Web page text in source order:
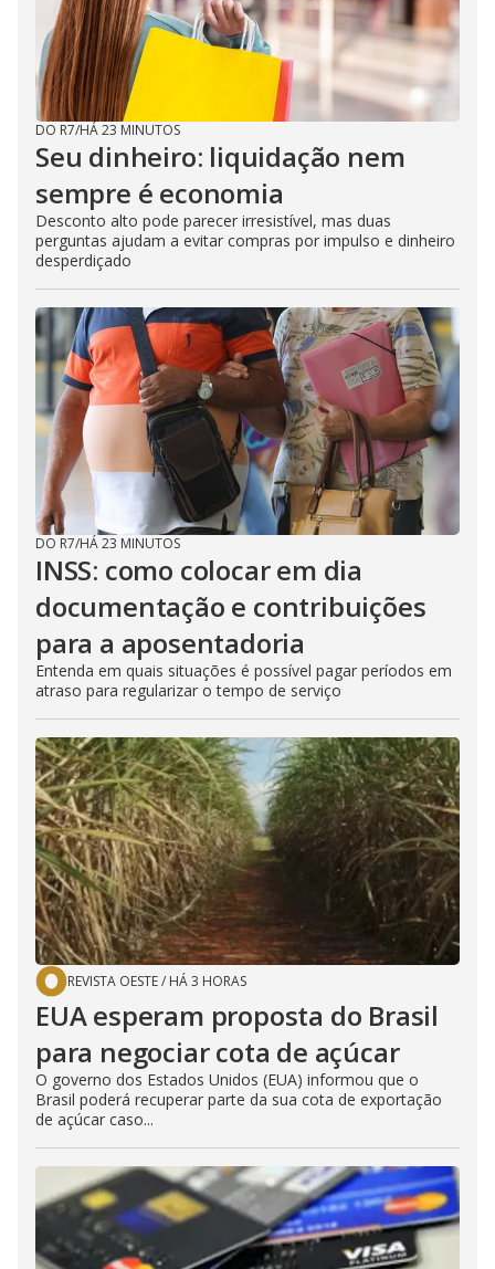
DO R7/HÁ 23 MINUTOS
Seu dinheiro: liquidação nem
sempre é economia
Desconto alto pode parecer irresistível, mas duas
perguntas ajudam a evitar compras por impulso e dinheiro
desperdiçado
DO R7/HÁ 23 MINUTOS
INSS: como colocar em dia
documentação e contribuições
para a aposentadoria
Entenda em quais situações é possível pagar períodos em
atraso para regularizar o tempo de serviço
REVISTA OESTE/ HÁ 3 HORAS
EUA esperam proposta do Brasil
para negociar cota de açúcar
O governo dos Estados Unidos (EUA) informou que o
Brasil poderá recuperar parte da sua cota de exportação
de açúcar caso...